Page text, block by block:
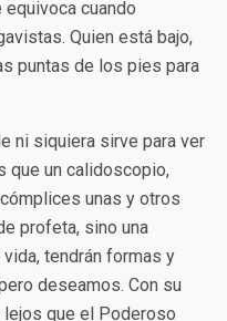
cuando
Quien está bajo,
puntas de los pies para
ni siquiera sirve para ver
que un calidoscopio,
unas y otros
profeta, sino una
tendrán formas y
deseamos. Con su
que el Poderoso